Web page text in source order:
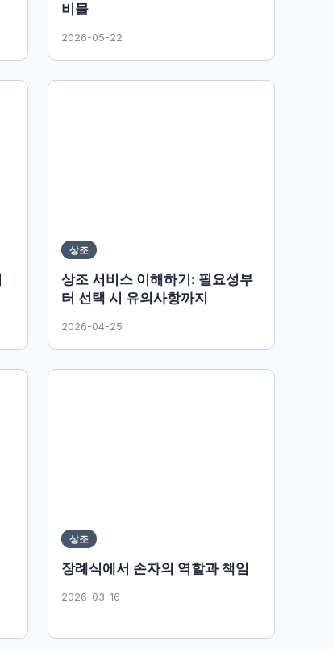
비물
2026-05-22
상조
상조 서비스 이해하기: 필요성부
터 선택 시 유의사항까지
2026-04-25
상조
장례식에서 손자의 역할과 책임
2026-03-16